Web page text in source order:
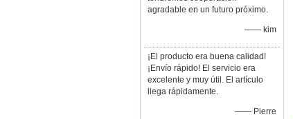
agradable en un futuro próximo.
—— kim
¡El producto era buena calidad!
¡Envío rápido! El servicio era
excelente y muy útil. El artículo
llega rápidamente.
—— Pierre